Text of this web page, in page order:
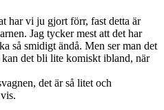
har vi ju gjort förr, fast detta är
Jag tycker mest att det har
så smidigt ändå. Men ser man det
det bli lite komiskt ibland, när
det är så litet och